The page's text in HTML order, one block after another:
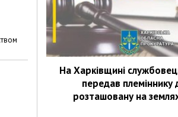
На Харківщині
передав племіннику
розташовану на